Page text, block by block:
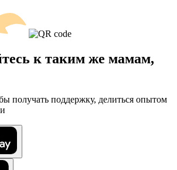
к таким же мамам,
получать поддержку, делиться опытом